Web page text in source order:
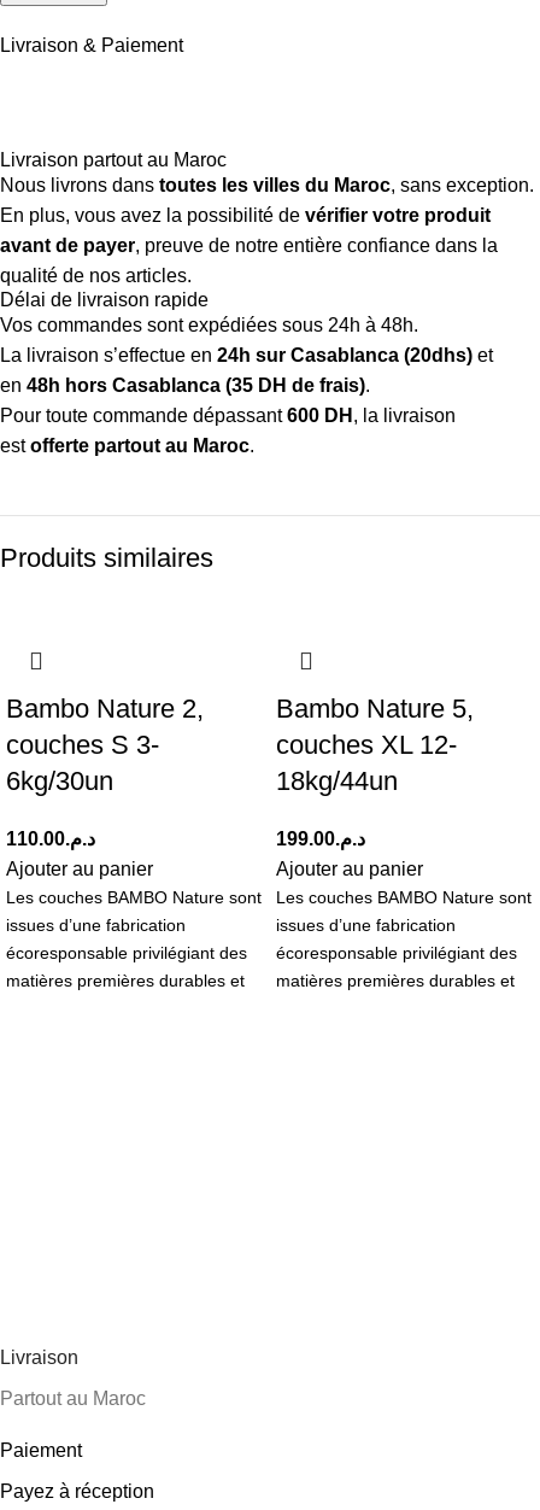
Livraison & Paiement
Livraison partout au Maroc
Nous livrons dans toutes les villes du Maroc, sans exception.
En plus, vous avez la possibilité de vérifier votre produit
avant de payer, preuve de notre entière confiance dans la
qualité de nos articles.
Délai de livraison rapide
Vos commandes sont expédiées sous 24h à 48h.
La livraison s’effectue en 24h sur Casablanca (20dhs) et
en 48h hors Casablanca (35 DH de frais).
Pour toute commande dépassant600 DH , la livraison
estofferte partout au Maroc.
Produits similaires
Bambo Nature 2,
couches S 3-
6kg/30un
د.م.110.00
Ajouter au panier
Les couches BAMBO Nature sont
issues d’une fabrication
écoresponsable privilégiant des
matières premières durables et
Bambo Nature 5,
couches XL 12-
18kg/44un
د.م.199.00
Ajouter au panier
Les couches BAMBO Nature sont
issues d’une fabrication
écoresponsable privilégiant des
matières premières durables et
Livraison
Partout au Maroc
Paiement
Payez à réception